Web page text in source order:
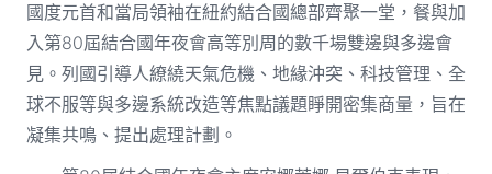
國度元首和當局領袖在紐約結合國總部齊聚一堂，餐與加
入第80屆結合國年夜會高等別周的數千場雙邊與多邊會
見。列國引導人繚繞天氣危機、地緣沖突、科技管理、全
球不服等與多邊系統改造等焦點議題睜開密集商量，旨在
凝集共鳴、提出處理計劃。